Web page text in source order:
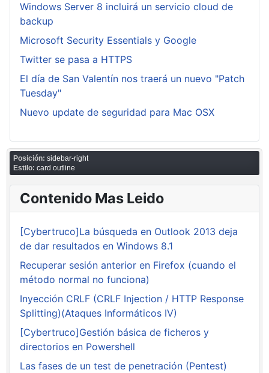
Windows Server 8 incluirá un servicio cloud de
backup
Microsoft Security Essentials y Google
Twitter se pasa a HTTPS
El día de San Valentín nos traerá un nuevo "Patch
Tuesday"
Nuevo update de seguridad para Mac OSX
Posición: sidebar-right
Estilo: card outline
Contenido Mas Leido
[Cybertruco]La búsqueda en Outlook 2013 deja
de dar resultados en Windows 8.1
Recuperar sesión anterior en Firefox (cuando el
método normal no funciona)
Inyección CRLF (CRLF Injection / HTTP Response
Splitting)(Ataques Informáticos IV)
[Cybertruco]Gestión básica de ficheros y
directorios en Powershell
Las fases de un test de penetración (Pentest)